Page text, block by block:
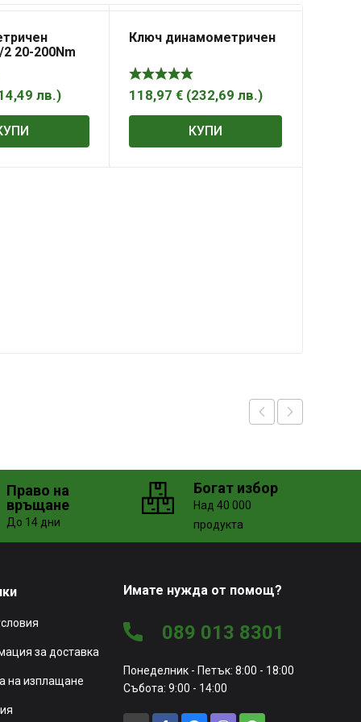
20-200Nm
лв.)
Ключ динамометричен
118,97 € (232,69 лв.)
КУПИ
Право на
връщане
До 14 дни
Богат избор
Над 40 000
продукта
за доставка
на изплащане
Имате нужда от помощ?
089 013 8301
Понеделник - Петък: 8:00 - 18:00
Събота: 9:00 - 14:00